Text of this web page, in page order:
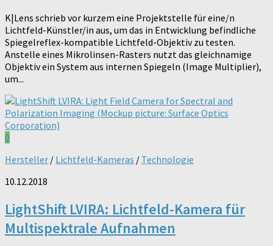
K|Lens schrieb vor kurzem eine Projektstelle für eine/n
Lichtfeld-Künstler/in aus, um das in Entwicklung befindliche
Spiegelreflex-kompatible Lichtfeld-Objektiv zu testen.
Anstelle eines Mikrolinsen-Rasters nutzt das gleichnamige
Objektiv ein System aus internen Spiegeln (Image Multiplier),
um...
0
Hersteller / Lichtfeld-Kameras / Technologie
10.12.2018
LightShift LVIRA: Lichtfeld-Kamera für
Multispektrale Aufnahmen